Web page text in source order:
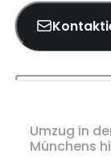
Umzug in
Münchens